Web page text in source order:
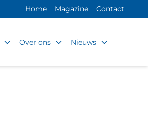
Home Magazine Contact
Over ons Nieuws